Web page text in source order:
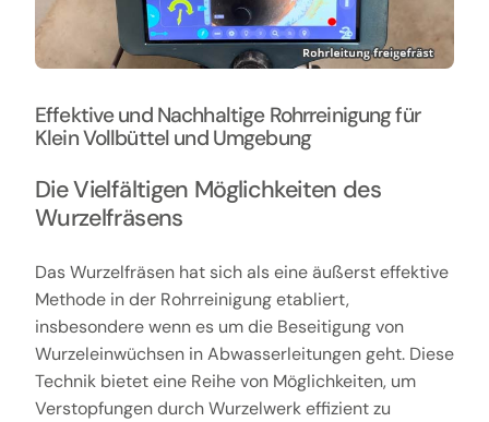
Effektive und Nachhaltige Rohrreinigung für
Klein Vollbüttel und Umgebung
Die Vielfältigen Möglichkeiten des
Wurzelfräsens
Das Wurzelfräsen hat sich als eine äußerst effektive
Methode in der Rohrreinigung etabliert,
insbesondere wenn es um die Beseitigung von
Wurzeleinwüchsen in Abwasserleitungen geht. Diese
Technik bietet eine Reihe von Möglichkeiten, um
Verstopfungen durch Wurzelwerk effizient zu